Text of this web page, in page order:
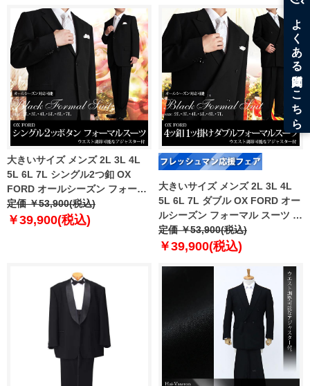
【uk0312】
大きいサイズ メンズ 2L 3L 4L
5L 6L 7L シングル2つ釦 OX
FORD オールシーズン フォーマ
ル スーツ ブラック 礼服 冠婚葬
祭 2470-09
定価 ￥53,900(税込)
￥39,900(税込)
大きいサイズ メンズ 2L 3L 4L
5L 6L 7L ダブル OX FORD オー
ルシーズン フォーマル スーツ ブ
ラック 礼服 冠婚葬祭 2471-09
定価 ￥53,900(税込)
￥39,900(税込)